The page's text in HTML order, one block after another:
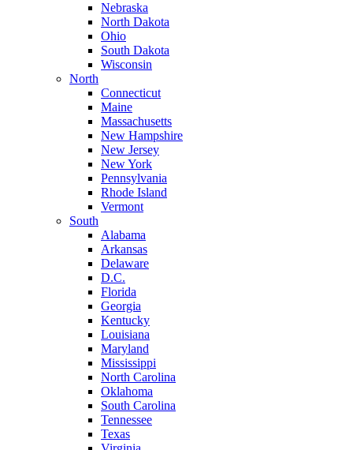
Nebraska
North Dakota
Ohio
South Dakota
Wisconsin
North
Connecticut
Maine
Massachusetts
New Hampshire
New Jersey
New York
Pennsylvania
Rhode Island
Vermont
South
Alabama
Arkansas
Delaware
D.C.
Florida
Georgia
Kentucky
Louisiana
Maryland
Mississippi
North Carolina
Oklahoma
South Carolina
Tennessee
Texas